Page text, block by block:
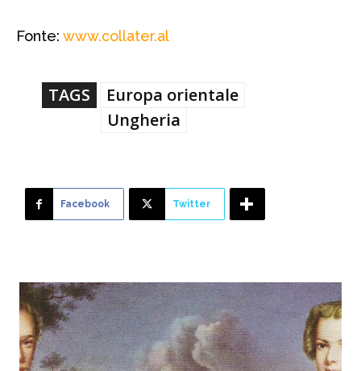
Fonte: www.collater.al
TAGS
Europa orientale
Ungheria
Facebook Twitter